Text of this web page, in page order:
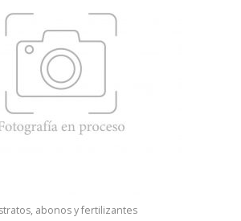
abonos y fertilizantes